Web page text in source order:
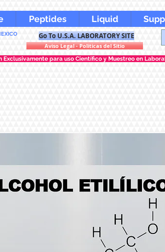
Peptides Liquid
Go To U.S.A. LABORATORY SITE
Aviso Legal - Politicas del Sitio
Exclusivamente para uso Científico y Muestreo en